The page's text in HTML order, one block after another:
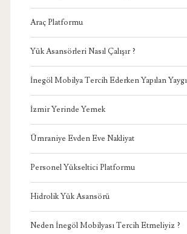
Araç Platformu
Yük Asansörleri Nasıl Çalışır ?
İnegöl Mobilya Tercih Ederken Yapılan
İzmir Yerinde Yemek
Ümraniye Evden Eve Nakliyat
Personel Yükseltici Platformu
Hidrolik Yük Asansörü
Neden İnegöl Mobilyası Tercih Etmeliyiz ?